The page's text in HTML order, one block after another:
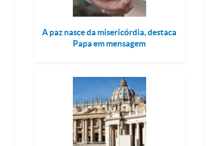
A paz nasce da misericórdia, destaca
Papa em mensagem